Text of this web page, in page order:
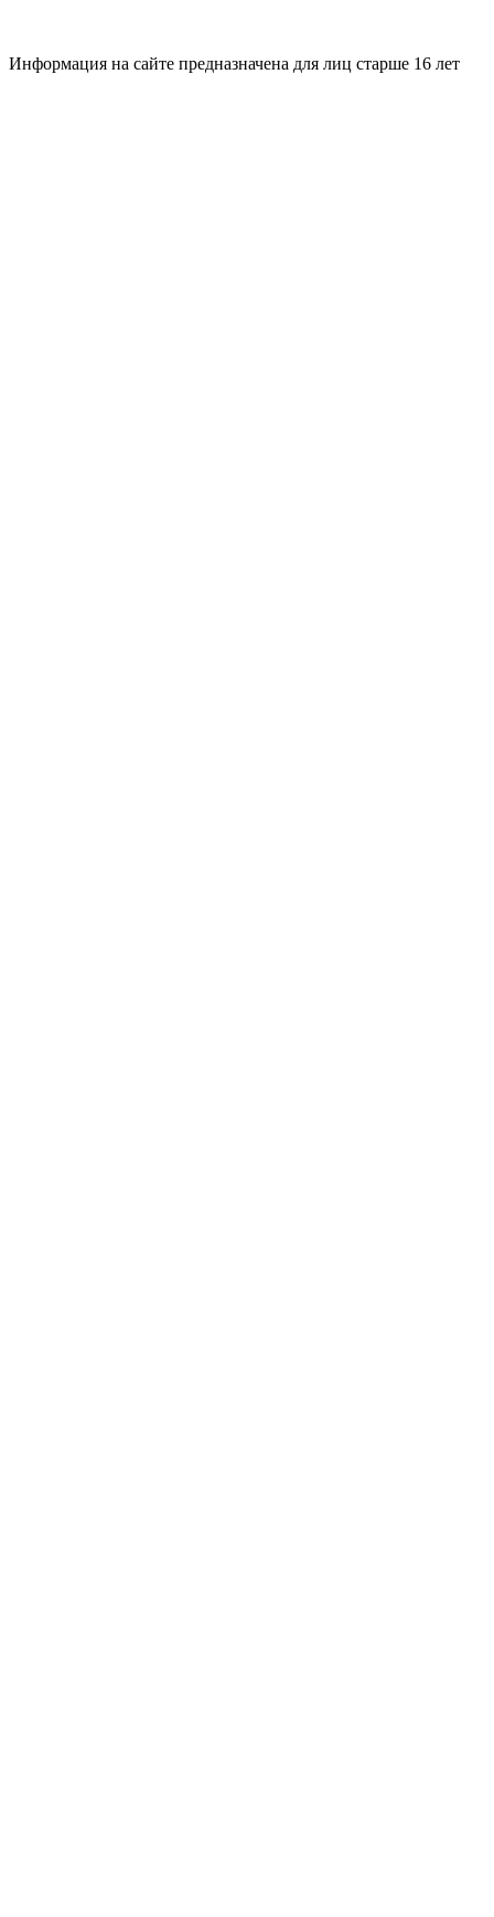
Информация на сайте предназначена для лиц старше 16 лет